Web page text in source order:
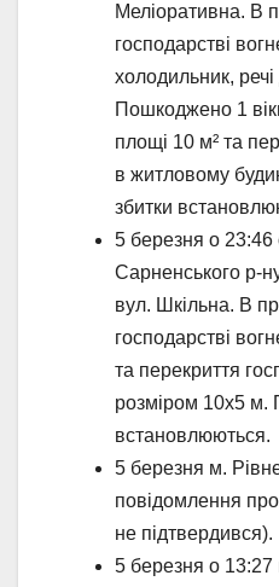
Меліоративна. В
господарстві
холодильник,
Пошкоджено 1
площі 10 м² та
в житловому
збитки
5 березня о 23:46
Сарненського р-
вул. Шкільна. В
господарстві
та перекриття
розміром 10х5 м.
встановлюються.
5 березня м.
повідомлення
не підтвердився).
5 березня о 13:27